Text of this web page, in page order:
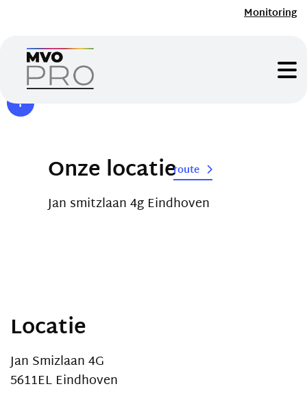
Monitoring
Locatie
Jan Smizlaan 4G
5611EL Eindhoven
Onze locatieroute
Jan smitzlaan 4g Eindhoven